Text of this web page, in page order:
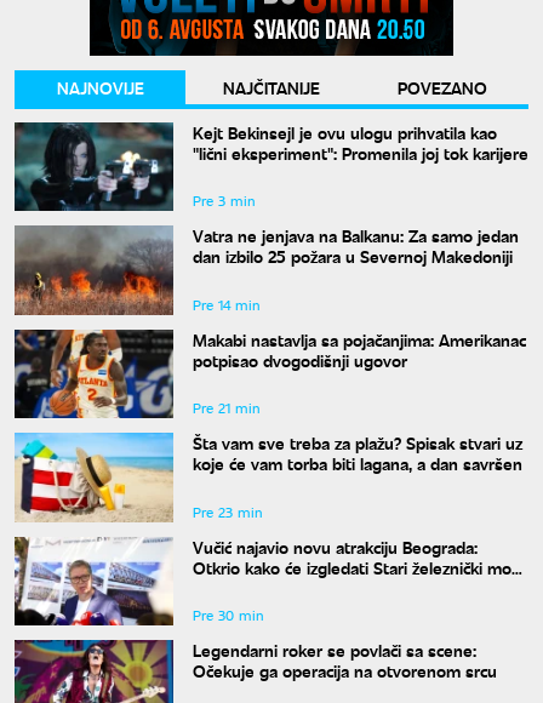
NAJNOVIJE NAJČITANIJE
POVEZANO
Kejt Bekinsejl je ovu ulogu prihvatila kao
"lični eksperiment": Promenila joj tok karijere
Pre 3 min
Vatra ne jenjava na Balkanu: Za samo jedan
dan izbilo 25 požara u Severnoj Makedoniji
Pre 14 min
Makabi nastavlja sa pojačanjima: Amerikanac
potpisao dvogodišnji ugovor
Pre 21 min
Šta vam sve treba za plažu? Spisak stvari uz
koje će vam torba biti lagana, a dan savršen
Pre 23 min
Vučić najavio novu atrakciju Beograda:
Otkrio kako će izgledati Stari železnički most
Pre 30 min
Legendarni roker se povlači sa scene:
Očekuje ga operacija na otvorenom srcu